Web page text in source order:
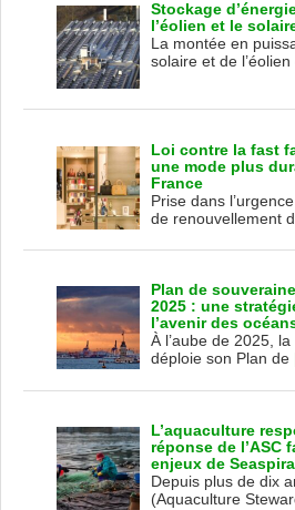
Stockage
l’éolien et le
La montée en
solaire et de l’éolien
Loi contre la fast
une mode plus
France
Prise dans
de renouvellement
Plan de
2025 : une
l’avenir des
À l’aube de 2025,
déploie son Plan de
L’aquaculture
réponse de l’ASC
enjeux de
Depuis plus de dix
(Aquaculture